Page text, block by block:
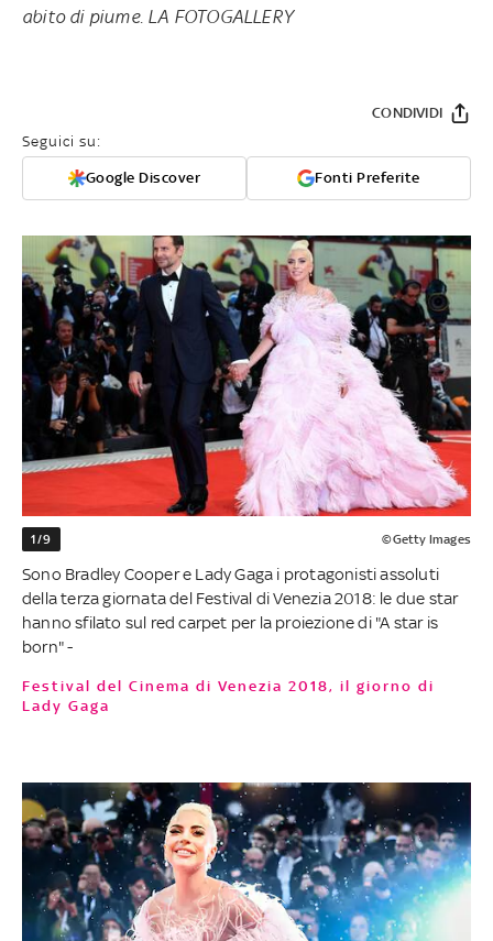
abito di piume. LA FOTOGALLERY
Seguici su:
Google Discover Fonti Preferite
CONDIVIDI
1/9 ©Getty Images
Sono Bradley Cooper e Lady Gaga i protagonisti assoluti
della terza giornata del Festival di Venezia 2018: le due star
hanno sfilato sul red carpet per la proiezione di "A star is
born" -
Festival del Cinema di Venezia 2018, il giorno di
Lady Gaga